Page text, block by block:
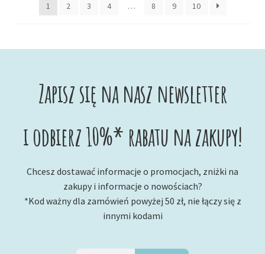
1
2 3 4 … 8 9 10
Zapisz się na nasz newsletter
i odbierz 10%* rabatu na zakupy!
Chcesz dostawać informacje o promocjach, zniżki na
zakupy i informacje o nowościach?
*Kod ważny dla zamówień powyżej 50 zł, nie łączy się z
innymi kodami